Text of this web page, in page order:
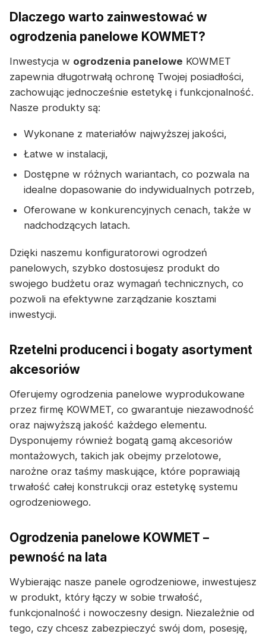
Dlaczego warto zainwestować w
ogrodzenia panelowe KOWMET?
Inwestycja w ogrodzenia panelowe KOWMET
zapewnia długotrwałą ochronę Twojej posiadłości,
zachowując jednocześnie estetykę i funkcjonalność.
Nasze produkty są:
Wykonane z materiałów najwyższej jakości,
Łatwe w instalacji,
Dostępne w różnych wariantach, co pozwala na
idealne dopasowanie do indywidualnych potrzeb,
Oferowane w konkurencyjnych cenach, także w
nadchodzących latach.
Dzięki naszemu konfiguratorowi ogrodzeń
panelowych, szybko dostosujesz produkt do
swojego budżetu oraz wymagań technicznych, co
pozwoli na efektywne zarządzanie kosztami
inwestycji.
Rzetelni producenci i bogaty asortyment
akcesoriów
Oferujemy ogrodzenia panelowe wyprodukowane
przez firmę KOWMET, co gwarantuje niezawodność
oraz najwyższą jakość każdego elementu.
Dysponujemy również bogatą gamą akcesoriów
montażowych, takich jak obejmy przelotowe,
narożne oraz taśmy maskujące, które poprawiają
trwałość całej konstrukcji oraz estetykę systemu
ogrodzeniowego.
Ogrodzenia panelowe KOWMET –
pewność na lata
Wybierając nasze panele ogrodzeniowe, inwestujesz
w produkt, który łączy w sobie trwałość,
funkcjonalność i nowoczesny design. Niezależnie od
tego, czy chcesz zabezpieczyć swój dom, posesję,